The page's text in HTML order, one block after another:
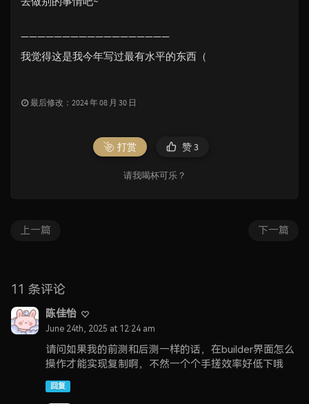
——————————————————
我觉得这是我今年写过最有水平的东西（
最后修改：2024 年 08 月 30 日
打赏 赞3
请我喝杯可乐？
下一篇
上一篇
11 条评论
陈佳怡
June 24th, 2025 at 12:24 am
请问如果我的前测和后测一样的话，在builder界面怎么
操作才能实现复制啊，不然一个个手搓效率好低下哦
回复